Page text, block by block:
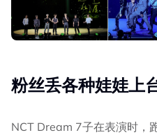
粉丝丢各种娃娃上
NCT Dream 7子在表演时，